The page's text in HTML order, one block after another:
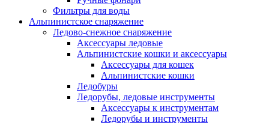
Фильтры для воды
Альпинистское снаряжение
Ледово-снежное снаряжение
Аксессуары ледовые
Альпинистские кошки и аксессуары
Аксессуары для кошек
Альпинистские кошки
Ледобуры
Ледорубы, ледовые инструменты
Аксессуары к инструментам
Ледорубы и инструменты